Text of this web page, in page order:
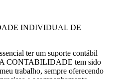
INDIVIDUAL DE
ter um suporte contábil
CONTABILIDADE tem sido
trabalho, sempre oferecendo